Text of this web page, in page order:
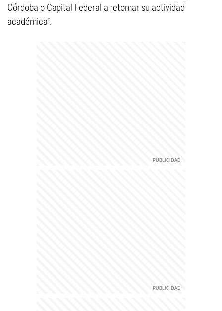
Córdoba o Capital Federal a retomar su actividad
académica”.